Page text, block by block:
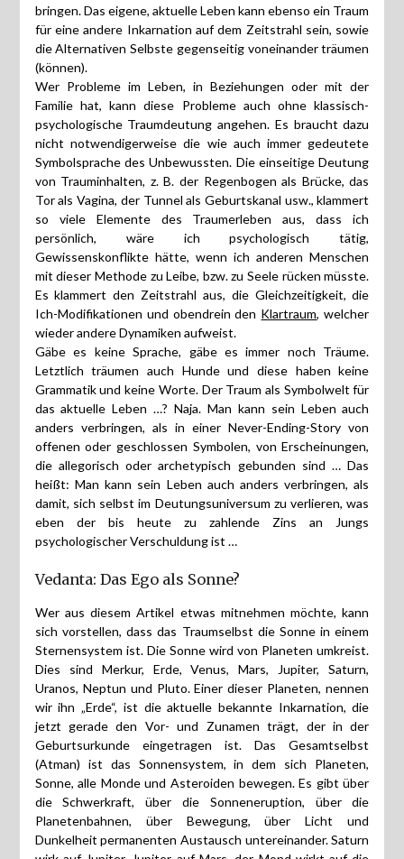
bringen. Das eigene, aktuelle Leben kann ebenso ein Traum
für eine andere Inkarnation auf dem Zeitstrahl sein, sowie
die Alternativen Selbste gegenseitig voneinander träumen
(können).
Wer Probleme im Leben, in Beziehungen oder mit der
Familie hat, kann diese Probleme auch ohne klassisch-
psychologische Traumdeutung angehen. Es braucht dazu
nicht notwendigerweise die wie auch immer gedeutete
Symbolsprache des Unbewussten. Die einseitige Deutung
von Trauminhalten, z. B. der Regenbogen als Brücke, das
Tor als Vagina, der Tunnel als Geburtskanal usw., klammert
so viele Elemente des Traumerleben aus, dass ich
persönlich, wäre ich psychologisch tätig,
Gewissenskonflikte hätte, wenn ich anderen Menschen
mit dieser Methode zu Leibe, bzw. zu Seele rücken müsste.
Es klammert den Zeitstrahl aus, die Gleichzeitigkeit, die
Ich-Modifikationen und obendrein den Klartraum, welcher
wieder andere Dynamiken aufweist.
Gäbe es keine Sprache, gäbe es immer noch Träume.
Letztlich träumen auch Hunde und diese haben keine
Grammatik und keine Worte. Der Traum als Symbolwelt für
das aktuelle Leben …? Naja. Man kann sein Leben auch
anders verbringen, als in einer Never-Ending-Story von
offenen oder geschlossen Symbolen, von Erscheinungen,
die allegorisch oder archetypisch gebunden sind … Das
heißt: Man kann sein Leben auch anders verbringen, als
damit, sich selbst im Deutungsuniversum zu verlieren, was
eben der bis heute zu zahlende Zins an Jungs
psychologischer Verschuldung ist …
Vedanta: Das Ego als Sonne?
Wer aus diesem Artikel etwas mitnehmen möchte, kann
sich vorstellen, dass das Traumselbst die Sonne in einem
Sternensystem ist. Die Sonne wird von Planeten umkreist.
Dies sind Merkur, Erde, Venus, Mars, Jupiter, Saturn,
Uranos, Neptun und Pluto. Einer dieser Planeten, nennen
wir ihn „Erde“, ist die aktuelle bekannte Inkarnation, die
jetzt gerade den Vor- und Zunamen trägt, der in der
Geburtsurkunde eingetragen ist. Das Gesamtselbst
(Atman) ist das Sonnensystem, in dem sich Planeten,
Sonne, alle Monde und Asteroiden bewegen. Es gibt über
die Schwerkraft, über die Sonneneruption, über die
Planetenbahnen, über Bewegung, über Licht und
Dunkelheit permanenten Austausch untereinander. Saturn